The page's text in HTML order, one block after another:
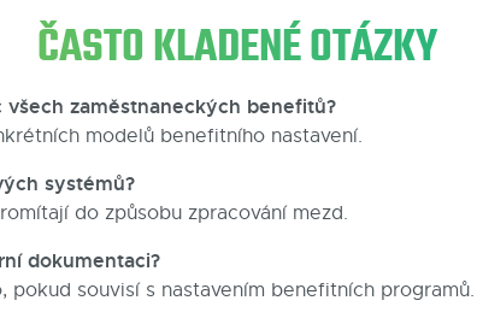
ČASTO KLADENÉ OTÁZKY
všech zaměstnaneckých benefitů?
modelů benefitního nastavení.
systémů?
do způsobu zpracování mezd.
dokumentaci?
pokud souvisí s nastavením benefitních programů.